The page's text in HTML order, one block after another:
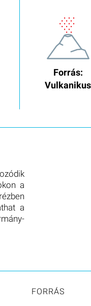
Forrás:
Vulkanikus
a
a
FORRÁS